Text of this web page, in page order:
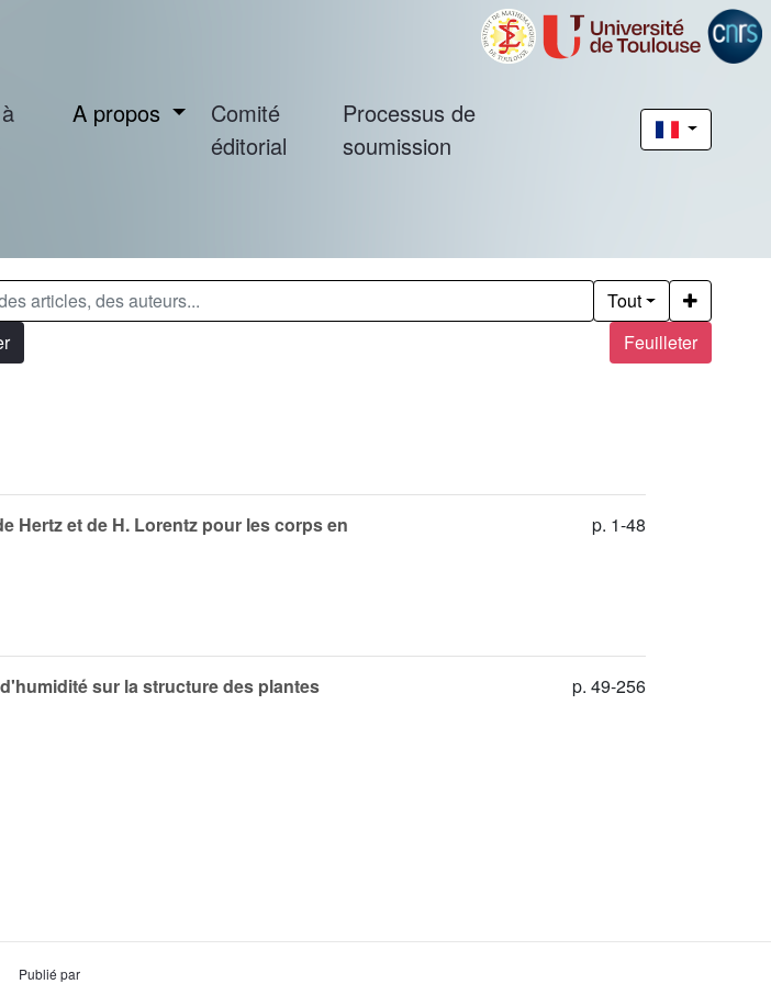
A propos
Comité
éditorial
Processus de
soumission
Feuilleter
Tout
Hertz et de H. Lorentz pour les corps en
p. 1-48
sur la structure des plantes
p. 49-256
Publié par